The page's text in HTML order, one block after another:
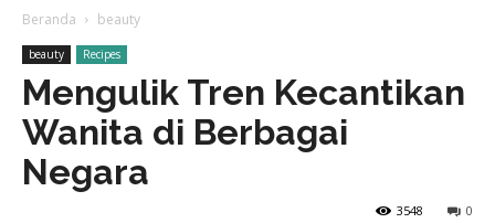
Beranda beauty
beauty Recipes
Mengulik Tren Kecantikan
Wanita di Berbagai
Negara
0
3548